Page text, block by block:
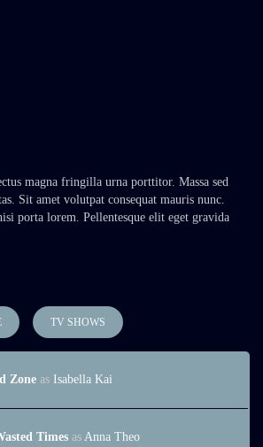
magna fringilla urna porttitor. Massa sed
Sit amet volutpat consequat mauris nunc.
porta lorem. Pellentesque elit eget gravida
a lacus vestibulum.
magna fringilla urna porttitor. Massa sed
Sit amet volutpat consequat mauris nunc.
porta lorem. Pellentesque elit eget gravida
orci dapibus ultrices in. Metus dictum at
TV SHOWS
Zone as Isabella Kai
Times as Anna Theo